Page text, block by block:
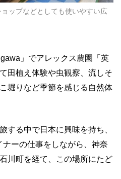
ップなどとしても使いやすい広
」でアレックス農園「英
田植え体験や虫観察、流しそ
堀りなど季節を感じる自然体
する中で日本に興味を持ち、
ーの仕事をしながら、神奈
川町を経て、この場所にたど